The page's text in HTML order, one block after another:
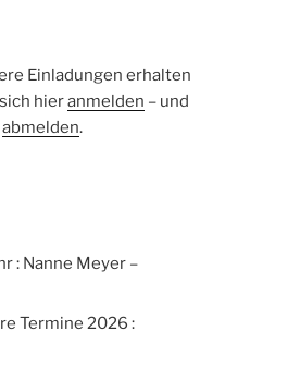
Einladungen erhalten
hieranmelden – und
abmelden.
: Nanne Meyer –
Termine 2026 :